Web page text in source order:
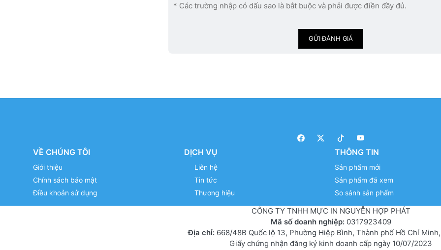
* Các trường nhập có dấu sao là bắt buộc và phải được điền đầy đủ.
GỬI ĐÁNH GIÁ
VỀ CHÚNG TÔI
Giới thiệu
Chính sách bảo mật
Điều khoản sử dụng
DỊCH VỤ
Liên hệ
Tin tức
Thương hiệu
THÔNG TIN
Sản phẩm mới
Sản phẩm đã xem
So sánh sản phẩm
CÔNG TY TNHH MỰC IN NGUYỄN HỢP PHÁT
Mã số doanh nghiệp: 0317923409
Địa chỉ:668/48B Quốc lộ 13, Phường Hiệp Bình, Thành phố Hồ Chí
Giấy chứng nhận đăng ký kinh doanh cấp ngày 10/07/2023